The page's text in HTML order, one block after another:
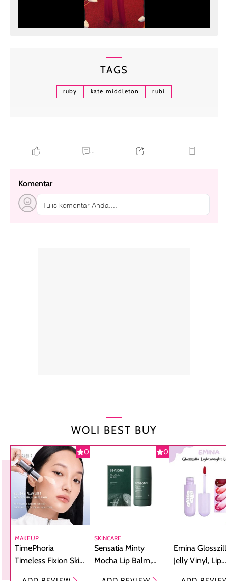
TAGS
ruby kate middleton rubi
...
Komentar
Tulis komentar Anda....
WOLI BEST BUY
0
MAKEUP
TimePhoria
Timeless Fixion Skin
Tint Stick,
0
SKINCARE
Sensatia Minty
Mocha Lip Balm,
Pelembap Bibir
Emina
Jelly Vinyl, Lip
Cream Glossy